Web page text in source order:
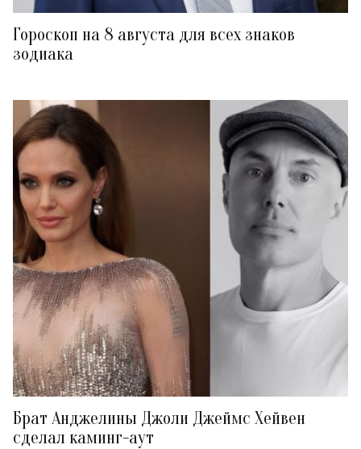
Гороскоп на 8 августа для всех знаков
зодиака
Брат Анджелины Джоли Джеймс Хейвен
сделал каминг-аут